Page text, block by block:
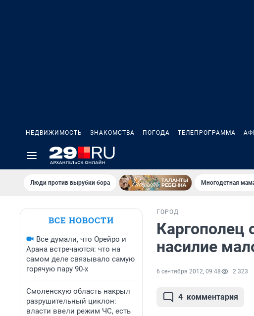
НЕДВИЖИМОСТЬ ЗНАКОМСТВА ПОГОДА ТЕЛЕПРОГРАММА
Люди против вырубки бора Многодетная
ВСЕ НОВОСТИ
Все думали, что Орейро и
Арана встречаются: что на
самом деле связывало самую
горячую пару 90-х
Смоленскую область накрыл
разрушительный циклон:
власти ввели режим ЧС, есть
ГОРОД
Каргополец
насилие
6 сентября 2012, 09:48 2 323
4 комментария